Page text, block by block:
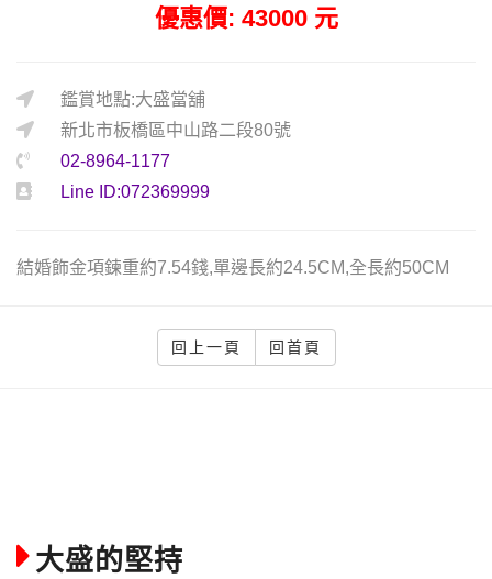
優惠價: 43000 元
鑑賞地點:大盛當舖
新北市板橋區中山路二段80號
02-8964-1177
Line ID:072369999
結婚飾金項鍊重約7.54錢,單邊長約24.5CM,全長約50CM
回上一頁 回首頁
大盛的堅持